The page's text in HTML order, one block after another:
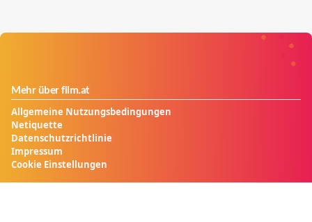
Mehr über film.at
Allgemeine Nutzungsbedingungen
Netiquette
Datenschutzrichtlinie
Impressum
Cookie Einstellungen